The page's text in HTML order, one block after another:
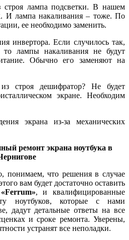
лампа подсветки. В нашем
И лампа накаливания – тоже. По
ее необходимо заменить.
инвертора. Если случилось так,
лампы накаливания не будут
Обычно его заменяют на
строя дешифратор? Не будет
экране. Необходим
экрана из-за механических
ремонт экрана ноутбука в
понимаем, что решения в случае
вам будет достаточно оставить
«Ferrum», и квалифицированные
ноутбуков, которые с нами
дадут детальные ответы на все
и сроке ремонта. Уверены,
устранят все неполадки.